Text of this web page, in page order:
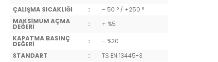
ÇALIŞMA SICAKLIĞI
:
– 50 ° / +250 °
MAKSİMUM AÇMA
DEĞERİ :
+ %5
KAPATMA BASINÇ
DEĞERİ :
– %20
STANDART
:
TS EN 13445-3